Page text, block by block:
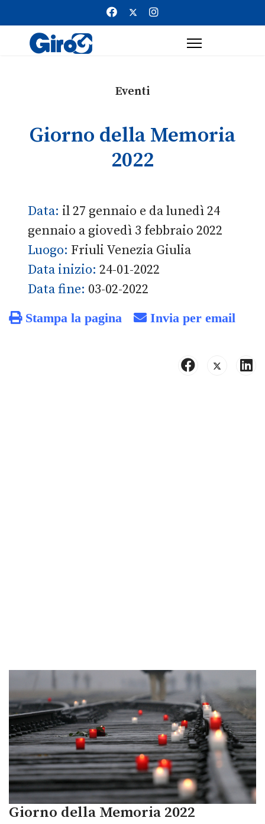
Eventi
Giorno della Memoria
2022
Data: il 27 gennaio e da lunedì 24
gennaio a giovedì 3 febbraio 2022
Luogo: Friuli Venezia Giulia
Data inizio: 24-01-2022
Data fine: 03-02-2022
Stampa la pagina Invia per email
Giorno della Memoria 2022